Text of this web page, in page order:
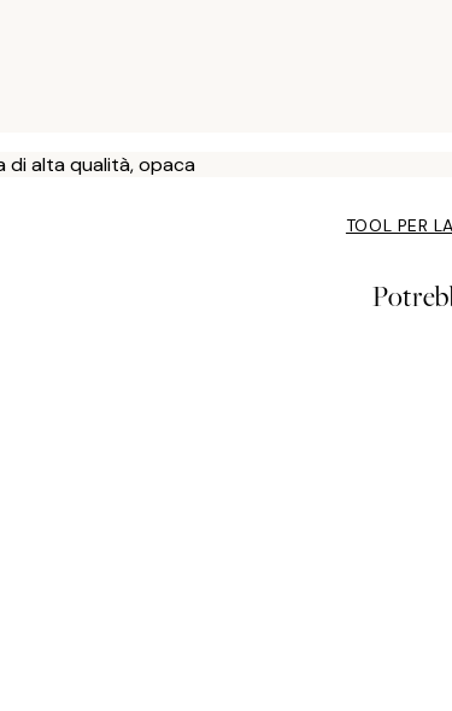
di alta qualità, opaca
TOOL PER